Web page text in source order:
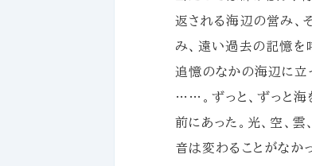
返される海辺の営み、
み、遠い過去の記憶を
追憶のなかの海辺に立
……。ずっと、ずっと海
前にあった。光、空、
音は変わることがなか